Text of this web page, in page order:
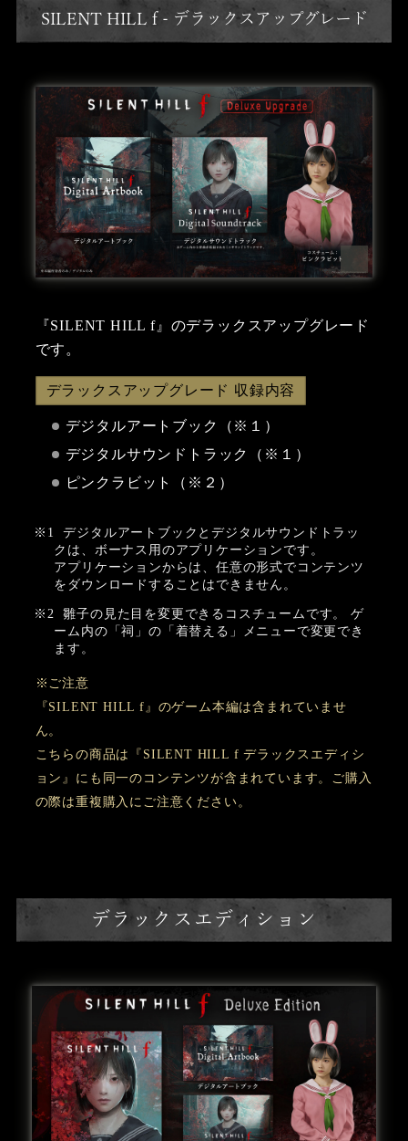
SILENT HILL f - デラックスアップグレード
『SILENT HILL f』のデラックスアップグレード
です。
デラックスアップグレード 収録内容
デジタルアートブック（※１）
デジタルサウンドトラック（※１）
ピンクラビット（※２）
デジタルアートブックとデジタルサウンドトラッ
クは、ボーナス用のアプリケーションです。
アプリケーションからは、任意の形式でコンテンツ
をダウンロードすることはできません。
雛子の見た目を変更できるコスチュームです。 ゲ
ーム内の「祠」の「着替える」メニューで変更でき
ます。
※ご注意
『SILENT HILL f』のゲーム本編は含まれていませ
ん。
こちらの商品は『SILENT HILL f デラックスエディシ
ョン』にも同一のコンテンツが含まれています。ご購入
の際は重複購入にご注意ください。
デラックスエディション